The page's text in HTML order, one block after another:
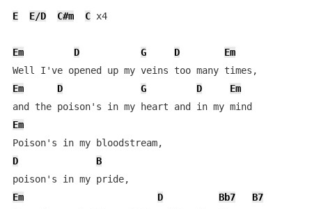
E E/D C#m C x4
Em D G D
Em
Em
D G D
Em
Em
D
B
Em
D Bb7
B7